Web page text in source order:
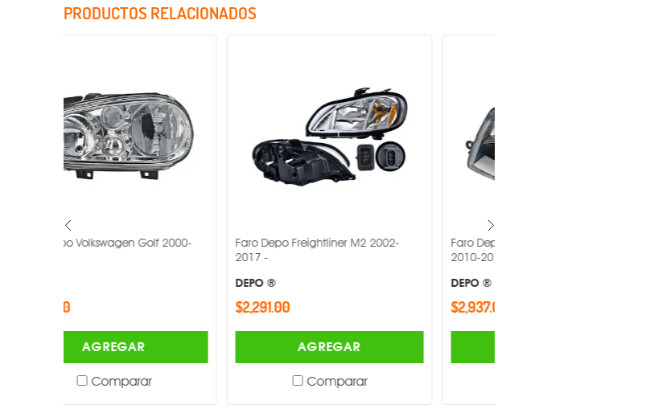
PRODUCTOS RELACIONADOS
Faro Depo Freightliner M2 2002-
AGREGAR
Comparar
Faro Depo Volkswagen Transporter
AGREGAR
Comparar